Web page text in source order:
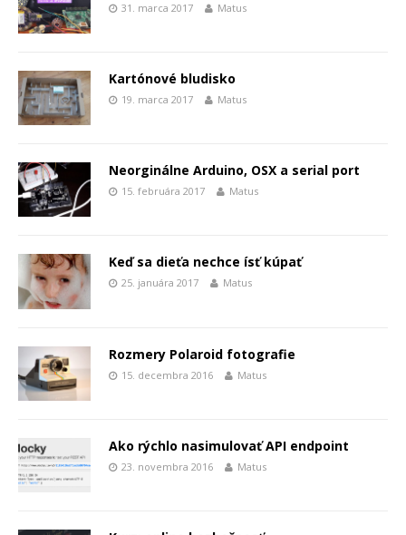
31. marca 2017 Matus
Kartónové bludisko
19. marca 2017 Matus
Neorginálne Arduino, OSX a serial port
15. februára 2017 Matus
Keď sa dieťa nechce ísť kúpať
25. januára 2017 Matus
Rozmery Polaroid fotografie
15. decembra 2016 Matus
Ako rýchlo nasimulovať API endpoint
23. novembra 2016 Matus